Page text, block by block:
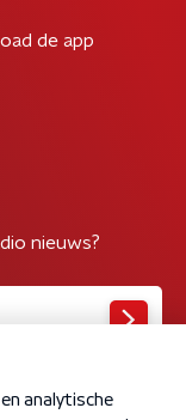
de app
nieuws?